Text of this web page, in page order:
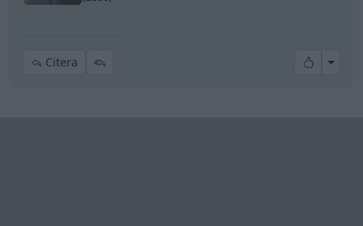
Citera All